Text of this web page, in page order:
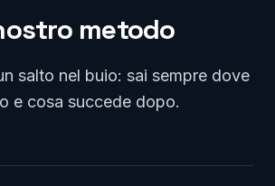
metodo
salto nel buio: sai sempre dove
e cosa succede dopo.